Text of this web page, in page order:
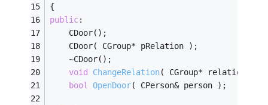
{
public:
    CDoor();
    CDoor( CGroup* pRelation );
    ~CDoor();
void
ChangeRelation( CGroup* relation )
bool OpenDoor( CPerson& person ) ;